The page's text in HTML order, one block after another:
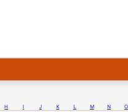
H I J K L M N O